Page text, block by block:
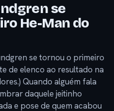
se
He-Man do
se tornou o primeiro
de elenco ao resultado na
Quando alguém fala
daquele jeitinho
e pose de quem acabou